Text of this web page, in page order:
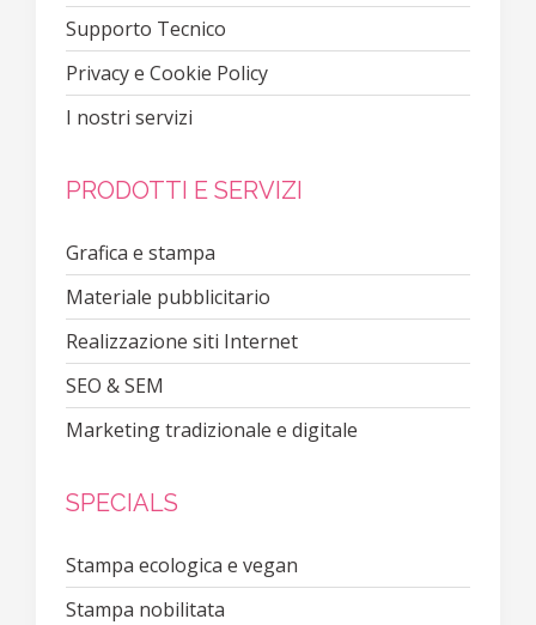
Supporto Tecnico
Privacy e Cookie Policy
I nostri servizi
PRODOTTI E SERVIZI
Grafica e stampa
Materiale pubblicitario
Realizzazione siti Internet
SEO & SEM
Marketing tradizionale e digitale
SPECIALS
Stampa ecologica e vegan
Stampa nobilitata